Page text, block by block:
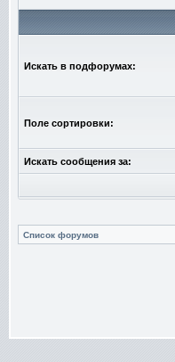
Искать в подфорумах:
Поле сортировки:
Искать сообщения за:
Список форумов